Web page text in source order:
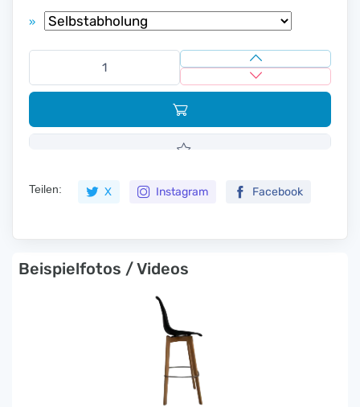
»
Teilen: X Instagram Facebook
Beispielfotos / Videos